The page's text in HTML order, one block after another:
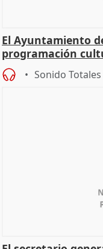
El Ayuntamiento
programación
Sonido Totales